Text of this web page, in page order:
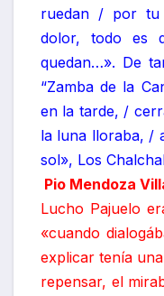
ruedan / por tu
dolor, todo es
quedan…». De
“Zamba de la
en la tarde, /
la luna lloraba, /
sol», Los
Pio Mendoza
Lucho Pajuelo
«cuando
explicar tenía
repensar, el